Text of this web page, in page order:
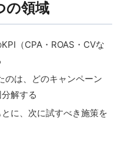
の領域
（CPA・ROAS・CVな
のは、どのキャンペーン
解する
とに、次に試すべき施策を